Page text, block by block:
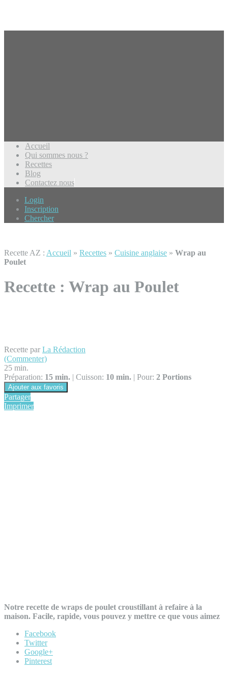
Accueil
Qui sommes nous ?
Recettes
Blog
Contactez nous
Login
Inscription
Chercher
Recette AZ : Accueil » Recettes » Cuisine anglaise » Wrap au
Poulet
Recette : Wrap au Poulet
Recette par La Rédaction
(Commenter)
25 min.
Préparation: 15 min. | Cuisson: 10 min. | Pour: 2 Portions
Ajouter aux favoris
Partager
Imprimer
Notre recette de wraps de poulet croustillant à refaire à la
maison. Facile, rapide, vous pouvez y mettre ce que vous aimez
Facebook
Twitter
Google+
Pinterest